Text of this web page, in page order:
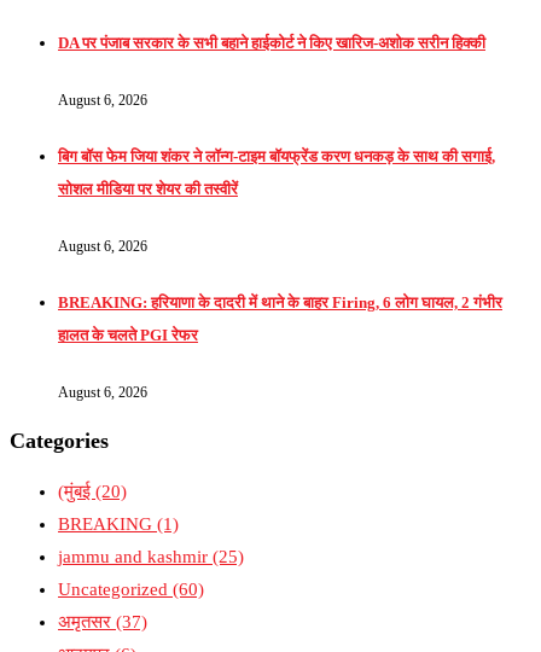
DA पर पंजाब सरकार के सभी बहाने हाईकोर्ट ने किए खारिज-अशोक सरीन हिक्की
August 6, 2026
बिग बॉस फेम जिया शंकर ने लॉन्ग-टाइम बॉयफ्रेंड करण धनकड़ के साथ की सगाई,
सोशल मीडिया पर शेयर की तस्वीरें
August 6, 2026
BREAKING: हरियाणा के दादरी में थाने के बाहर Firing, 6 लोग घायल, 2 गंभीर
हालत के चलते PGI रेफर
August 6, 2026
Categories
(मुंबई (20)
BREAKING (1)
jammu and kashmir (25)
Uncategorized (60)
अमृतसर (37)